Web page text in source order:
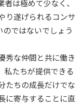
は極めて少なく、
り遂げられるコンサ
ではないでしょう
秀な仲間と共に働き
私たちが提供できる
たちの成長だけでな
に寄与することに直